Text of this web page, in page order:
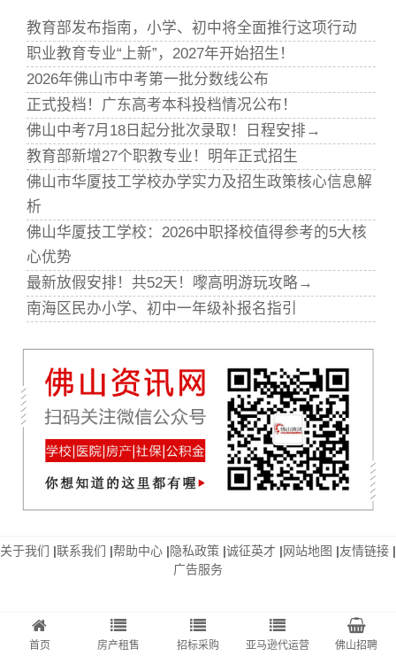
教育部发布指南，小学、初中将全面推行这项行动
职业教育专业“上新”，2027年开始招生！
2026年佛山市中考第一批分数线公布
正式投档！广东高考本科投档情况公布！
佛山中考7月18日起分批次录取！日程安排→
教育部新增27个职教专业！明年正式招生
佛山市华厦技工学校办学实力及招生政策核心信息解
析
佛山华厦技工学校：2026中职择校值得参考的5大核
心优势
最新放假安排！共52天！嚟高明游玩攻略→
南海区民办小学、初中一年级补报名指引
首页 房产租售 招标采购 亚马逊代运营 佛山招聘
关于我们 |联系我们 |帮助中心 |隐私政策 |诚征英才 |网站地图 |友情链接 |
广告服务